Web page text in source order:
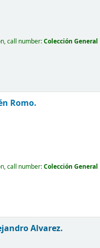
call number:Colección General
Romo.
call number:Colección General
Alvarez.